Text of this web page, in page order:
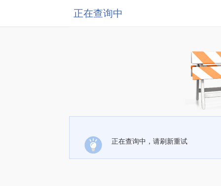
正在查询中
正在查询中，请刷新重试